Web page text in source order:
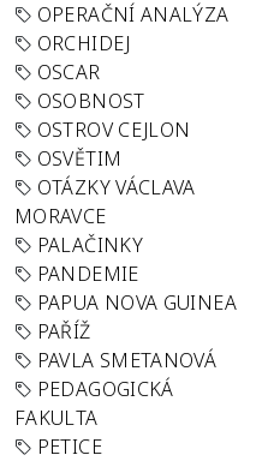
OPERAČNÍ ANALÝZA
ORCHIDEJ
OSCAR
OSOBNOST
OSTROV CEJLON
OSVĚTIM
OTÁZKY VÁCLAVA
MORAVCE
PALAČINKY
PANDEMIE
PAPUA NOVA GUINEA
PAŘÍŽ
PAVLA SMETANOVÁ
PEDAGOGICKÁ
FAKULTA
PETICE